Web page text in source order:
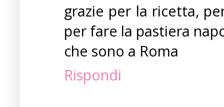
grazie per la ricetta,
per fare la pastiera
che sono a Roma
Rispondi